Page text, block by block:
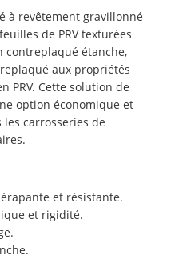
à revêtement gravillonné
de PRV texturées
contreplaqué étanche,
aux propriétés
PRV. Cette solution de
option économique et
carrosseries de
et résistante.
et rigidité.